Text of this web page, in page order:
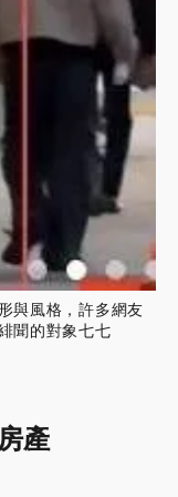
與風格，許多網友
聞的對象七七
產